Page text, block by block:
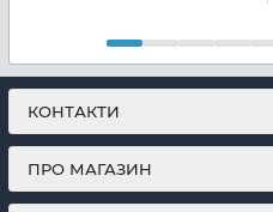
КОНТАКТИ
ПРО МАГАЗИН